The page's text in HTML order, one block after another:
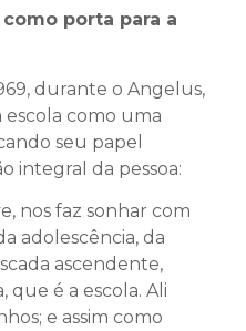
como porta para a
durante o Angelus,
escola como uma
seu papel
integral da pessoa:
nos faz sonhar com
adolescência, da
ascendente,
que é a escola. Ali
e assim como